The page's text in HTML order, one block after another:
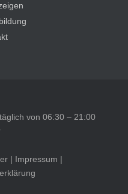
von 06:30 – 21:00
| Impressum |